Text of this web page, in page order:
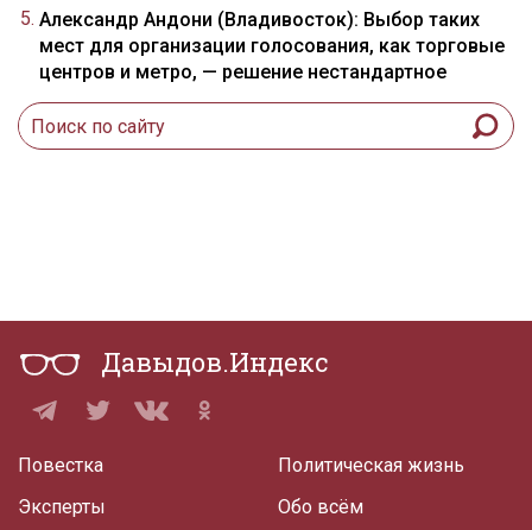
Александр Андони (Владивосток): Выбор таких
мест для организации голосования, как торговые
центров и метро, — решение нестандартное
Давыдов.Индекс
Повестка
Эксперты
Политическая жизнь
Обо всём